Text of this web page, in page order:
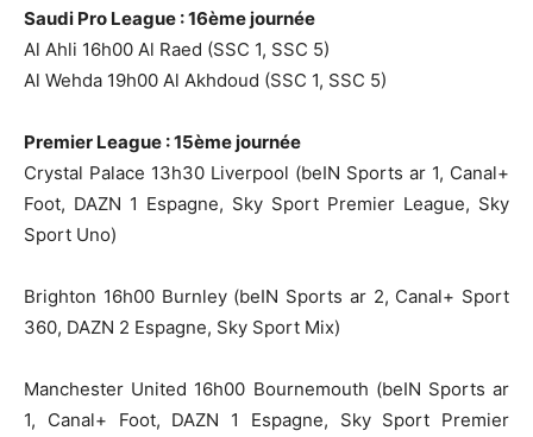
Saudi Pro League : 16ème journée
Al Ahli 16h00 Al Raed (SSC 1, SSC 5)
Al Wehda 19h00 Al Akhdoud (SSC 1, SSC 5)
Premier League : 15ème journée
Crystal Palace 13h30 Liverpool (beIN Sports ar 1, Canal+
Foot, DAZN 1 Espagne, Sky Sport Premier League, Sky
Sport Uno)
Brighton 16h00 Burnley (beIN Sports ar 2, Canal+ Sport
360, DAZN 2 Espagne, Sky Sport Mix)
Manchester United 16h00 Bournemouth (beIN Sports ar
1, Canal+ Foot, DAZN 1 Espagne, Sky Sport Premier